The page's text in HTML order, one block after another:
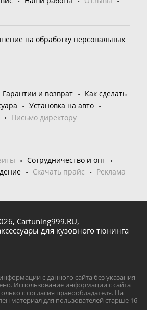
на обработку персональных
Гарантии и возврат
Как сделать
Установка на авто
Письмо директору
Сотрудничество и опт
Скачать прайс Реклама
Cartuning999.RU,
для кузовного тюнинга
с данного сайта без указания
Использование информации с сайта
с согласия правообладателя. На
материал для пользователей старше 16